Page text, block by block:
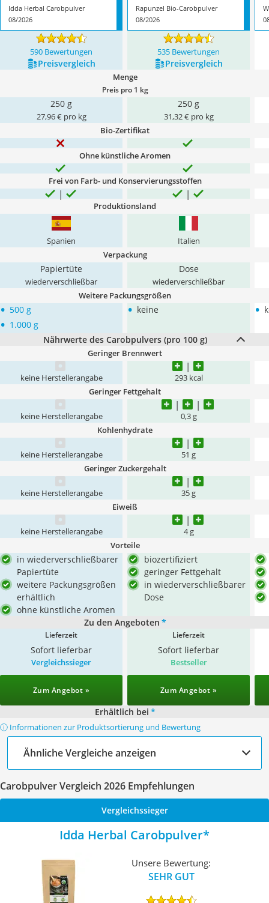
Idda Herbal Carobpulver
08/2026
Rapunzel Bio-Carobpulver
08/2026
590 Bewertungen 535 Bewertungen
Preis­vergleich Preis­vergleich
Menge
Preis pro 1 kg
250 g
27,96 € pro kg
250 g
31,32 € pro kg
Bio-Zertifikat
Ohne künstliche Aromen
Frei von Farb- und Konservierungsstoffen
Produktionsland
Spanien Italien
Verpackung
Papiertüte
wiederverschließbar
Dose
wiederverschließbar
Weitere Packungsgrößen
• 500 g
• 1.000 g
• keine •
Nährwerte des Carobpulvers (pro 100 g)
Geringer Brennwert
keine Herstellerangabe 293 kcal
Geringer Fettgehalt
keine Herstellerangabe 0,3 g
Kohlenhydrate
keine Herstellerangabe 51 g
Geringer Zuckergehalt
keine Herstellerangabe 35 g
Eiweiß
keine Herstellerangabe 4 g
Vorteile
in wiederverschließbarer
Papiertüte
weitere Packungsgrößen
erhältlich
ohne künstliche Aromen
biozertifiziert
geringer Fettgehalt
in wiederverschließbarer
Dose
Zu den Angeboten *
Lieferzeit
Sofort lieferbar
Lieferzeit
Sofort lieferbar
Vergleichssieger
Zum Angebot »
Bestseller
Zum Angebot »
Erhältlich bei *
ⓘ Informationen zur Produktsortierung und Bewertung
Ähnliche Vergleiche anzeigen
Carobpulver Vergleich 2026 Empfehlungen
Vergleichssieger
Idda Herbal Carobpulver
Unsere Bewertung:
SEHR GUT